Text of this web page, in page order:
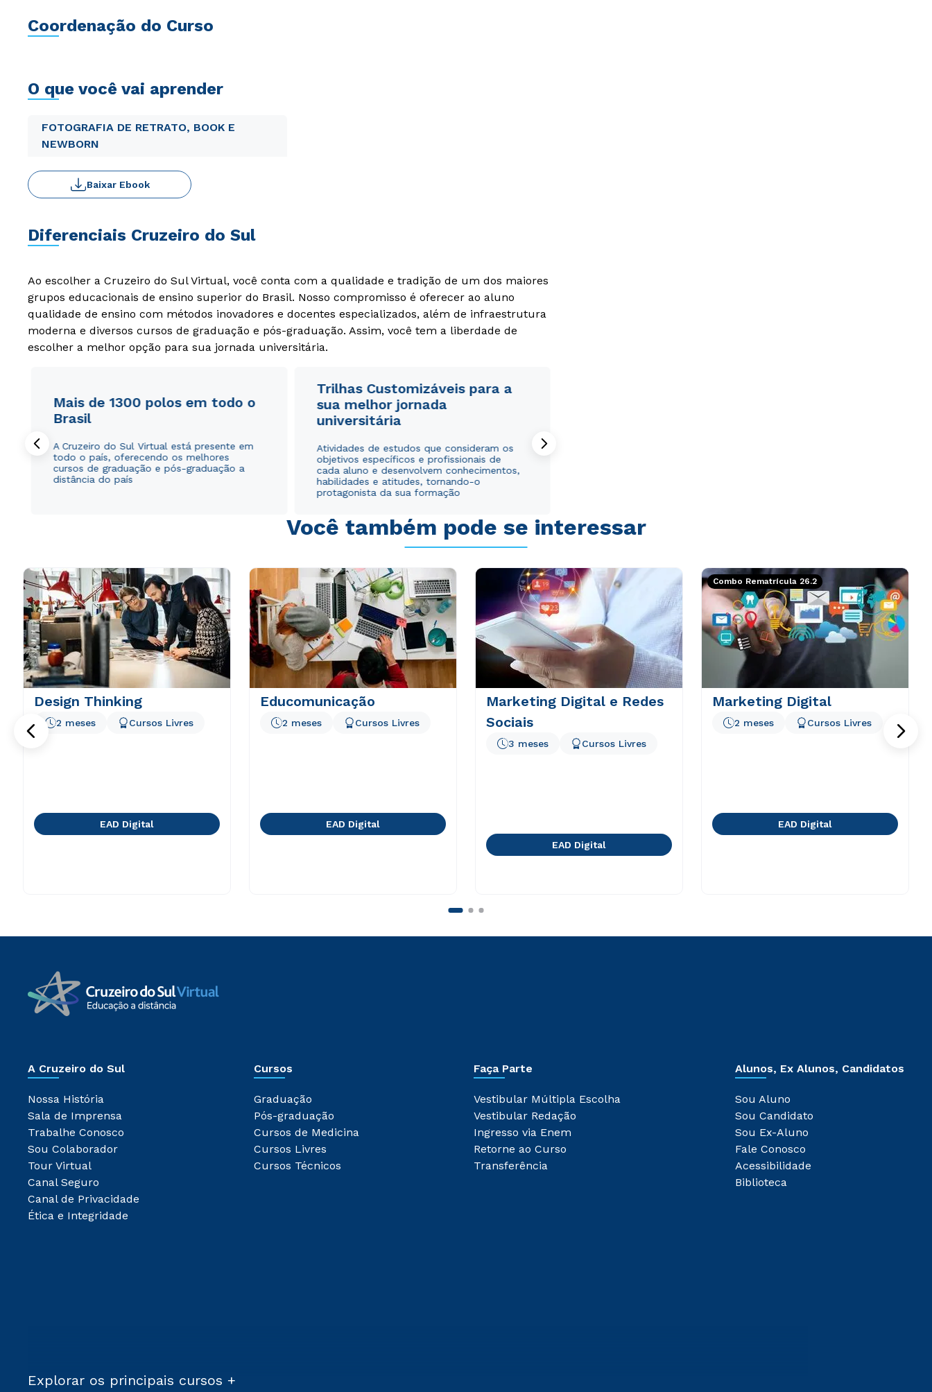
Coordenação do Curso
O que você vai aprender
FOTOGRAFIA DE RETRATO, BOOK E
NEWBORN
Baixar Ebook
Diferenciais Cruzeiro do Sul
Ao escolher a Cruzeiro do Sul Virtual, você conta com a qualidade e tradição de um dos maiores
grupos educacionais de ensino superior do Brasil. Nosso compromisso é oferecer ao aluno
qualidade de ensino com métodos inovadores e docentes especializados, além de infraestrutura
moderna e diversos cursos de graduação e pós-graduação. Assim, você tem a liberdade de
escolher a melhor opção para sua jornada universitária.
Mais de 1300 polos em todo o
Brasil
A Cruzeiro do Sul Virtual está presente em
todo o país, oferecendo os melhores
cursos de graduação e pós-graduação a
distância do país
Trilhas Customizáveis para a
sua melhor jornada
universitária
Atividades de estudos que consideram os
objetivos específicos e profissionais de
cada aluno e desenvolvem conhecimentos,
habilidades e atitudes, tornando-o
protagonista da sua formação
Você também pode se interessar
Design Thinking
2 meses Cursos Livres
EAD Digital
Educomunicação
2 meses Cursos Livres
EAD Digital
Marketing Digital e Redes
Sociais
3 meses Cursos Livres
EAD Digital
Combo Rematrícula 26.2
Marketing Digital
2 meses Cursos Livres
EAD Digital
A Cruzeiro do Sul
Nossa História
Sala de Imprensa
Trabalhe Conosco
Sou Colaborador
Tour Virtual
Canal Seguro
Canal de Privacidade
Ética e Integridade
Cursos
Graduação
Pós-graduação
Cursos de Medicina
Cursos Livres
Cursos Técnicos
Faça Parte
Vestibular Múltipla Escolha
Vestibular Redação
Ingresso via Enem
Retorne ao Curso
Transferência
Alunos, Ex Alunos, Candidatos
Sou Aluno
Sou Candidato
Sou Ex-Aluno
Fale Conosco
Acessibilidade
Biblioteca
Explorar os principais cursos +
Rápido e fácil
Estou de acordo com aPolítica de Privacidade.
autorizo que meus dados sejam utilizados para o
envio de conteúdos da Cruzeiro do Sul.
Rápido e fácil
Estou de acordo com aPolítica de Privacidade.
autorizo que meus dados sejam utilizados para o
envio de conteúdos da Cruzeiro do Sul.